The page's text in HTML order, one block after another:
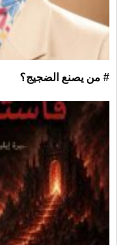
# من يصنع الضجيج؟